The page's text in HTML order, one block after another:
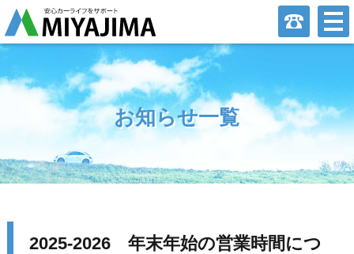
お知らせ一覧
2025-2026 年末年始の営業時間につ